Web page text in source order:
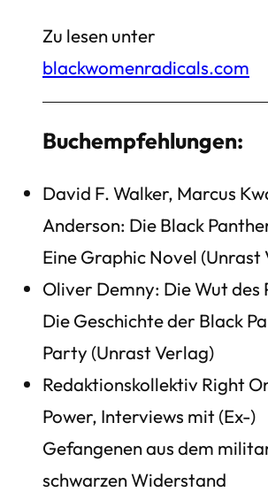
Zu lesen unter
blackwomenradicals.com
Buchempfehlungen:
David F. Walker, Marcus
Anderson: Die Black
Eine Graphic Novel (Unrast
Oliver Demny: Die Wut des
Die Geschichte der Black
Party (Unrast Verlag)
Redaktionskollektiv Right
Power, Interviews mit (Ex-)
Gefangenen aus dem
schwarzen Widerstand